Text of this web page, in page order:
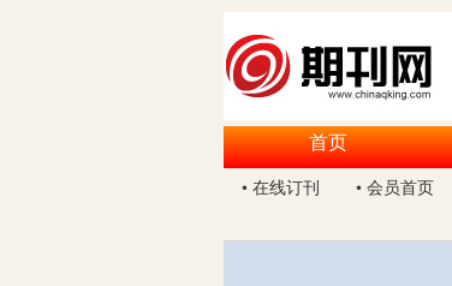
首页
• 在线订刊
• 会员首页